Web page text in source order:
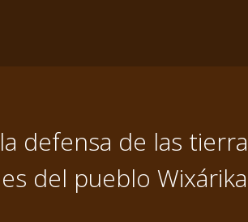
defensa de las
del pueblo